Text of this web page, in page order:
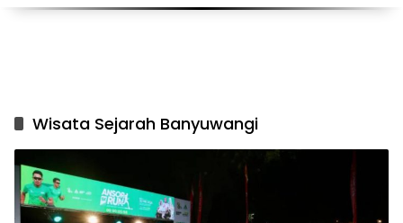
Wisata Sejarah Banyuwangi